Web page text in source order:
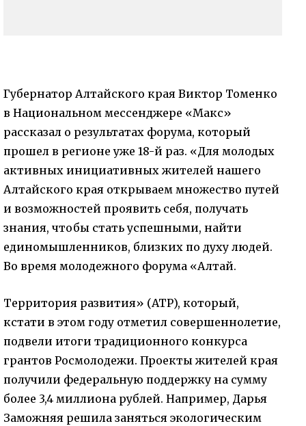
Губернатор Алтайского края Виктор Томенко
в Национальном мессенджере «Макс»
рассказал о результатах форума, который
прошел в регионе уже 18-й раз. «Для молодых
активных инициативных жителей нашего
Алтайского края открываем множество путей
и возможностей проявить себя, получать
знания, чтобы стать успешными, найти
единомышленников, близких по духу людей.
Во время молодежного форума «Алтай.
Территория развития» (АТР), который,
кстати в этом году отметил совершеннолетие,
подвели итоги традиционного конкурса
грантов Росмолодежи. Проекты жителей края
получили федеральную поддержку на сумму
более 3,4 миллиона рублей. Например, Дарья
Заможняя решила заняться экологическим